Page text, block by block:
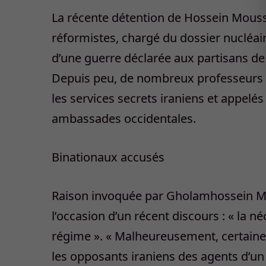
La récente détention de Hossein
réformistes, chargé du dossier
d’une guerre déclarée aux partisans
Depuis peu, de nombreux
les services secrets iraniens et
ambassades occidentales.
Binationaux accusés
Raison invoquée par Gholamhossein
l’occasion d’un récent discours : « la
régime ». « Malheureusement,
les opposants iraniens des agents